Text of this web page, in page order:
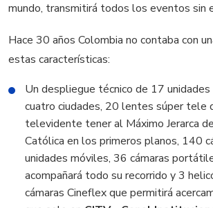
mundo, transmitirá todos los eventos sin
Hace 30 años Colombia no contaba con
estas características:
Un despliegue técnico de 17
cuatro ciudades, 20 lentes súper tele
televidente tener al Máximo Jerarca
Católica en los primeros planos, 140
unidades móviles, 36 cámaras
acompañará todo su recorrido y 3
cámaras Cineflex que permitirá